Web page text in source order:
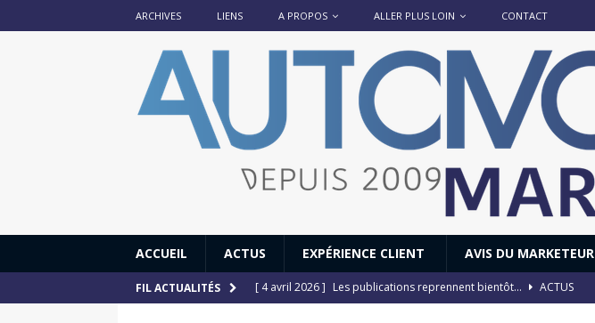
ARCHIVES LIENS A PROPOS ALLER PLUS LOIN CONTACT
ACCUEIL ACTUS EXPÉRIENCE CLIENT AVIS DU MARKETEUR
FIL ACTUALITÉS [ 4 avril 2026 ] Les publications reprennent bientôt…
ACTUS